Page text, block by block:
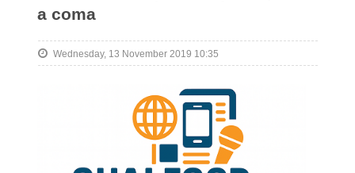
a coma
Wednesday, 13 November 2019 10:35